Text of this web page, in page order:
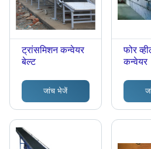
ट्रांसमिशन कन्वेयर
बेल्ट
जांच भेजें
फोर
कन्वेयर